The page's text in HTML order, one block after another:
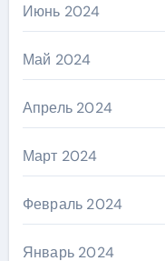
Июнь 2024
Май 2024
Апрель 2024
Март 2024
Февраль 2024
Январь 2024